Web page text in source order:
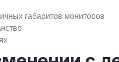
габаритов мониторов